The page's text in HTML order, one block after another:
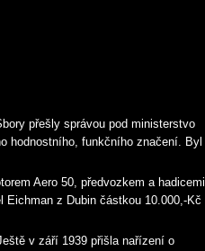
přešly správou pod ministerstvo
hodnostního, funkčního značení. Byl
Aero 50, předvozkem a hadicemi
z Dubin částkou 10.000,-Kč
v září 1939 přišla nařízení o